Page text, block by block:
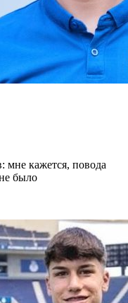
кажется, повода
было